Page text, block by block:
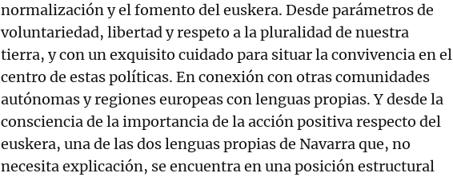
normalización y el fomento del euskera. Desde parámetros de
voluntariedad, libertad y respeto a la pluralidad de nuestra
tierra, y con un exquisito cuidado para situar la convivencia en el
centro de estas políticas. En conexión con otras comunidades
autónomas y regiones europeas con lenguas propias. Y desde la
consciencia de la importancia de la acción positiva respecto del
euskera, una de las dos lenguas propias de Navarra que, no
necesita explicación, se encuentra en una posición estructural